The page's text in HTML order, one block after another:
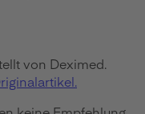
von Deximed.